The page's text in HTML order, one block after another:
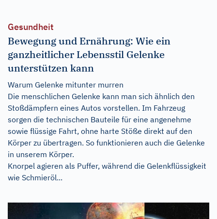
Gesundheit
Bewegung und Ernährung: Wie ein
ganzheitlicher Lebensstil Gelenke
unterstützen kann
Warum Gelenke mitunter murren
Die menschlichen Gelenke kann man sich ähnlich den
Stoßdämpfern eines Autos vorstellen. Im Fahrzeug
sorgen die technischen Bauteile für eine angenehme
sowie flüssige Fahrt, ohne harte Stöße direkt auf den
Körper zu übertragen. So funktionieren auch die Gelenke
in unserem Körper.
Knorpel agieren als Puffer, während die Gelenkflüssigkeit
wie Schmieröl...